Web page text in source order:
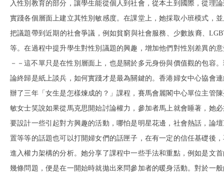
入性別教育的部分，讓學生能從個人到社會，從本土到國際，從理
實踐各個層面上建立其性別敏感度。在課堂上，她採取小班模式，
把議題帶到近期的社會爭議，例如貧窮與社會服務、少數族裔、
等。在過程中提升學生對性別議題的興趣，增加他們對性別差異的
－－這不單只是在性別層面上，也是關於多元身份與價值觀的包容
論終歸是紙上談兵，如何實踐才是最為關鍵的。香港婦女中心協會
辦了三年「女生是怎樣煉成的？」課程，賽馬會麗閣中心單位主管
敏女士笑說如果從馬克思開始討論權力，參加者馬上就會睡著，她
要設計一些引起對方興趣的活動，哪怕是明星花邊，社會熱話，論
置等等的話題也可以打開婦女們的話匣子，在有一定的信任基礎後
進入權力架構的分析。她分享了課程中一些手法和重點，例如是文
幾條問題，便是在一開始時就拋出來問參加者的暖身活動。對於一